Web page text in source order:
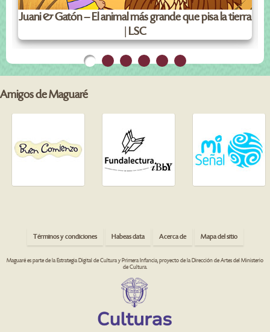
Juani & Gatón – El animal más grande que pisa la tierra
| LSC
Amigos de Maguaré
Términos y condiciones Habeas data Acerca de Mapa del sitio
Maguaré es parte de la Estrategia Digital de Cultura y Primera Infancia, proyecto de la Dirección de Artes del Ministerio
de Cultura.